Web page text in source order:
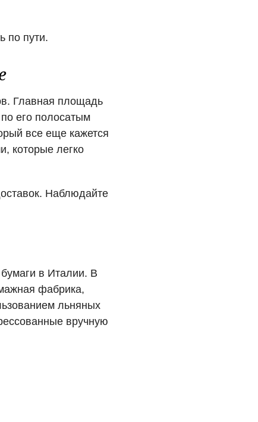
по пути.
Главная площадь
его полосатым
все еще кажется
которые легко
Наблюдайте
в Италии. В
фабрика,
льняных
вручную